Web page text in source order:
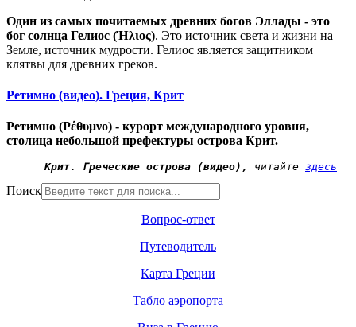
Один из самых почитаемых древних богов Эллады - это
бог солнца Гелиос (Ήλιος). Это источник света и жизни на
Земле, источник мудрости. Гелиос является защитником
клятвы для древних греков.
Ретимно (видео). Греция, Крит
Ретимно (Ρέθυμνο) - курорт международного уровня,
столица небольшой префектуры острова Крит.
Крит. Греческие острова (видео), читайте здесь
Поиск
Вопрос-ответ
Путеводитель
Карта Греции
Табло аэропорта